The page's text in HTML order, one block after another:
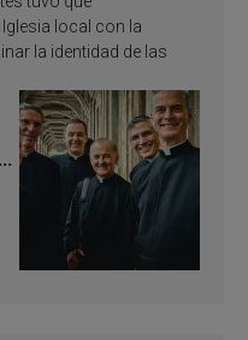
local con la
la identidad de las